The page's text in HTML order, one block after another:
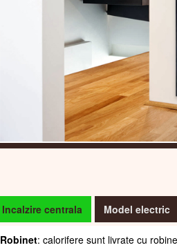
Incalzire centrala Model electric
Robinet: calorifere sunt livrate cu